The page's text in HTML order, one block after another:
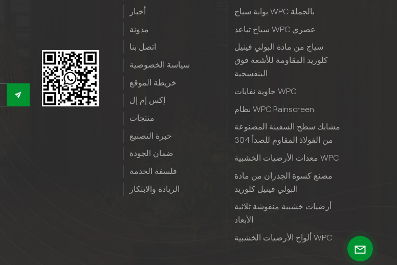
أخبار
مدونة
اتصل بنا
سياسة الخصوصية
خريطة الموقع
إكس إم إل
منتجات
خبرة التصنيع
ضمان الجودة
فلسفة الخدمة
الريادة والابتكار
بوابة سياج WPC بالجملة
سياج تباعد WPC عصري
سياج من مادة البولي فينيل
كلوريد المقاومة للأشعة فوق
البنفسجية
حاوية نفايات WPC
نظام WPC Rainscreen
مشابك سطح السفينة المصنوعة
من الفولاذ المقاوم للصدأ 304
معدات الأرضيات الخشبية WPC
مصنع كسوة الجدران من مادة
البولي فينيل كلوريد
أرضيات خشبية منقوشة ثلاثية
الأبعاد
ألواح الأرضيات الخشبية WPC